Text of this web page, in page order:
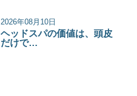
2026年08月10日
ヘッドスパの価値は、頭皮
だけで…